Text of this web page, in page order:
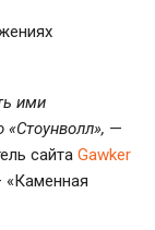
ими
—
сайта Gawker
«Каменная